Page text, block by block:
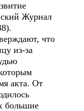
Журнал
что
из-за
акта. От
большие